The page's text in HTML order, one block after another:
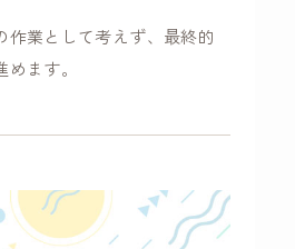
作業として考えず、最終的
ます。